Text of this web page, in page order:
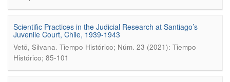
Scientific Practices in the Judicial Research at Santiago’s
Juvenile Court, Chile, 1939-1943
Vetö, Silvana. Tiempo Histórico; Núm. 23 (2021): Tiempo
Histórico; 85-101